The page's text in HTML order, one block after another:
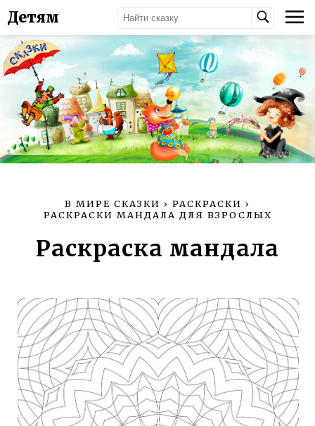
Детям
В МИРЕ СКАЗКИ › РАСКРАСКИ ›
РАСКРАСКИ МАНДАЛА ДЛЯ ВЗРОСЛЫХ
Раскраска мандала